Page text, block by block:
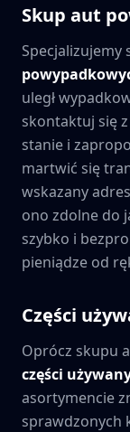
Skup aut
Specjalizujemy
uległ
skontaktuj się
stanie i
martwić się
wskazany
ono zdolne do
szybko i
pieniądze od
Części
Oprócz skupu
części
asortymencie
sprawdzonych